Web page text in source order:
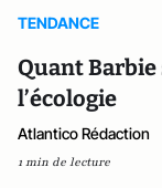
TENDANCE
Quant Barbie
l’écologie
Atlantico Rédaction
1 min de lecture